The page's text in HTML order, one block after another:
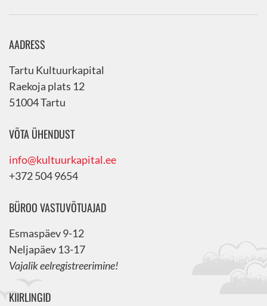
AADRESS
Tartu Kultuurkapital
Raekoja plats 12
51004 Tartu
VÕTA ÜHENDUST
info@kultuurkapital.ee
+372 504 9654
BÜROO VASTUVÕTUAJAD
Esmaspäev 9-12
Neljapäev 13-17
Vajalik eelregistreerimine!
KIIRLINGID